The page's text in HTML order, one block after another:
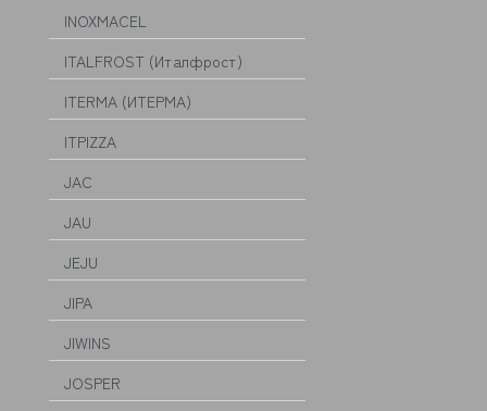
INOXMACEL
ITALFROST (Италфрост)
ITERMA (ИТЕРМА)
ITPIZZA
JAC
JAU
JEJU
JIPA
JIWINS
JOSPER